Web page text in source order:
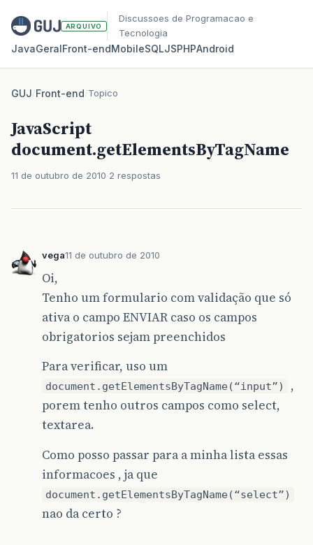
ARQUIVO
Discussoes de Programacao e
Tecnologia
JavaGeralFront‑endMobileSQLJSPHPAndroid
GUJ/Front-end/Topico
JavaScript
document.getElementsByTagName
11 de outubro de 2010 2 respostas
vega11 de outubro de 2010
Oi,
Tenho um formulario com validação que só
ativa o campo ENVIAR caso os campos
obrigatorios sejam preenchidos
Para verificar, uso um
document.getElementsByTagName(“input”)
,
porem tenho outros campos como select,
textarea.
Como posso passar para a minha lista essas
informacoes , ja que
document.getElementsByTagName(“select”)
nao da certo ?